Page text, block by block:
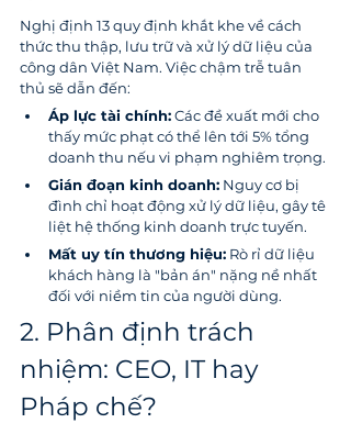
Nghị định 13 quy định khắt khe về cách
thức thu thập, lưu trữ và xử lý dữ liệu của
công dân Việt Nam. Việc chậm trễ tuân
thủ sẽ dẫn đến:
Áp lực tài chính: Các đề xuất mới cho
thấy mức phạt có thể lên tới 5% tổng
doanh thu nếu vi phạm nghiêm trọng.
Gián đoạn kinh doanh: Nguy cơ bị
đình chỉ hoạt động xử lý dữ liệu, gây tê
liệt hệ thống kinh doanh trực tuyến.
Mất uy tín thương hiệu: Rò rỉ dữ liệu
khách hàng là "bản án" nặng nề nhất
đối với niềm tin của người dùng.
2. Phân định trách
nhiệm: CEO, IT hay
Pháp chế?